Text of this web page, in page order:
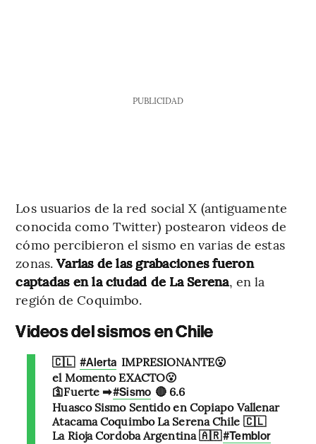
PUBLICIDAD
Los usuarios de la red social X (antiguamente
conocida como Twitter) postearon videos de
cómo percibieron el sismo en varias de estas
zonas.Varias de las grabaciones fueron
captadas en la ciudad de La Serena, en la
región de Coquimbo.
Videos del sismos en Chile
🇨🇱 #Alerta IMPRESIONANTE😮
el Momento EXACTO😮
🛐Fuerte ➡#Sismo 🔴 6.6
Huasco Sismo Sentido en Copiapo Vallenar
Atacama Coquimbo La Serena Chile 🇨🇱
La Rioja Cordoba Argentina 🇦🇷#Temblor